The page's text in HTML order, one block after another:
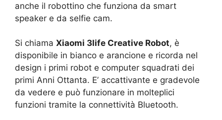
anche il robottino che funziona da smart
speaker e da selfie cam.
Si chiama Xiaomi 3life Creative Robot, è
disponibile in bianco e arancione e ricorda nel
design i primi robot e computer squadrati dei
primi Anni Ottanta. E’ accattivante e gradevole
da vedere e può funzionare in molteplici
funzioni tramite la connettività Bluetooth.